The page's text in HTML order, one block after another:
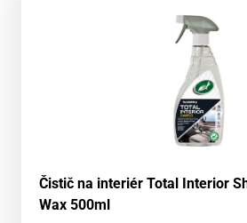
Čistič na interiér Total Interior
Wax 500ml